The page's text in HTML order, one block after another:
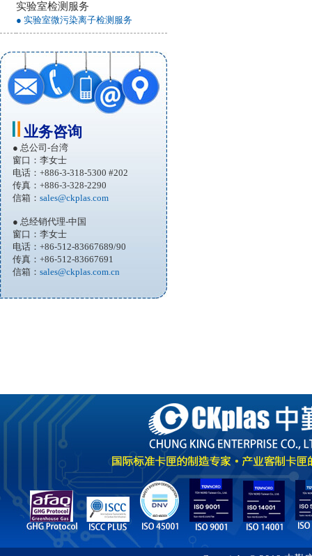
实验室检测服务
● 实验室微污染离子检测服务
业务咨询
● 总公司-台湾
窗口：李女士
电话：+886-3-318-5300 #202
传真：+886-3-328-2290
信箱： sales@ckplas.com
● 总经销代理-中国
窗口：李女士
电话：+86-512-83667689/90
传真：+86-512-83667691
信箱： sales@ckplas.com.cn